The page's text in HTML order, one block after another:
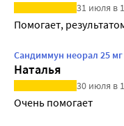
31 июля в
Помогает,
Сандиммун неорал 25
Наталья
30 июля в
Очень помогает